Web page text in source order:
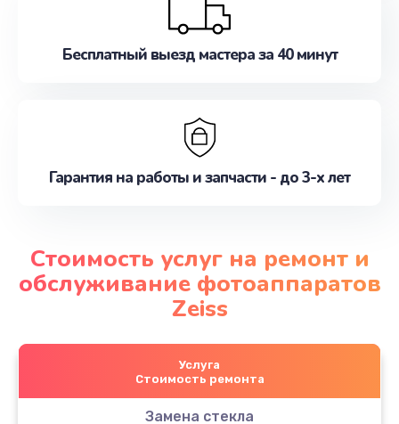
Бесплатный выезд мастера за 40 минут
Гарантия на работы и запчасти - до 3-х лет
Стоимость услуг на ремонт и
обслуживание фотоаппаратов
Zeiss
Услуга
Стоимость ремонта
Замена стекла